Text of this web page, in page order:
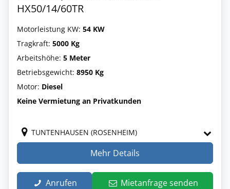
HX50/14/60TR
Motorleistung KW: 54 KW
Tragkraft: 5000 Kg
Arbeitshöhe: 5 Meter
Betriebsgewicht: 8950 Kg
Motor: Diesel
Keine Vermietung an Privatkunden
TUNTENHAUSEN (ROSENHEIM)
Mehr Details
Anrufen Mietanfrage senden